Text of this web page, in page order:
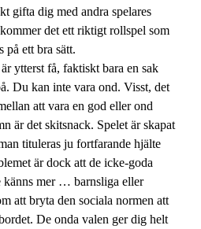
gifta dig med andra spelares
det ett riktigt rollspel som
på ett bra sätt.
ytterst få, faktiskt bara en sak
Du kan inte vara ond. Visst, det
att vara en god eller ond
är det skitsnack. Spelet är skapat
tituleras ju fortfarande hjälte
är dock att de icke-goda
känns mer … barnsliga eller
att bryta den sociala normen att
De onda valen ger dig helt